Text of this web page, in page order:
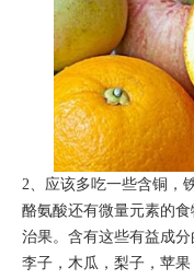
2 、应该多吃一些含铜，
酪氨酸还有微量元素的
治果。含有这些有益成
李子，木瓜，梨子，苹果